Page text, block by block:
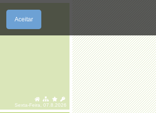
Aceitar
Sexta-Feira, 07.8.2026
Época Balnear